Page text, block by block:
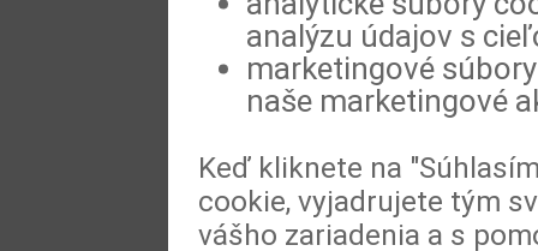
analýzu údajov s
marketingové
naše marketingové
Keď kliknete na
cookie, vyjadrujete tým
vášho zariadenia a s